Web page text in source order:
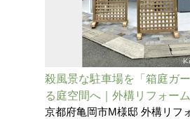
殺風景な駐車場を「箱庭ガ
る庭空間へ｜外構リフォー
京都府亀岡市M様邸 外構リフ